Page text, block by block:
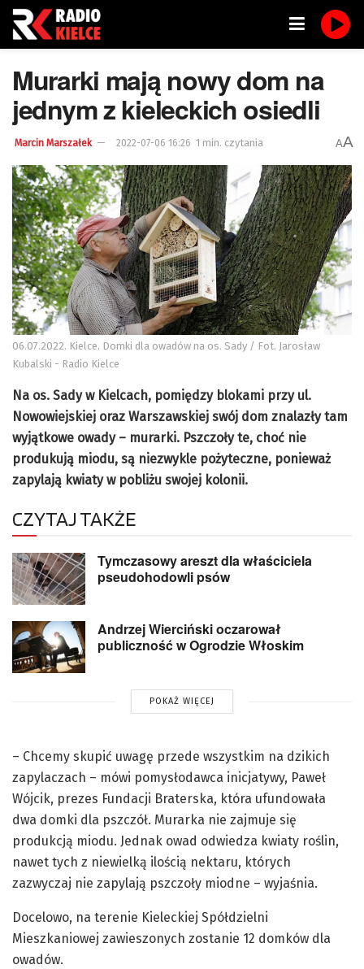
Murarki mają nowy dom na
jednym z kieleckich osiedli
Marcin Marszałek 2022-07-06 16:26 1 min. czytania AA
06.07.2022. Kielce. Domki dla owadów na os. Sady / Fot. Jarosław
Kubalski - Radio Kielce
Na os. Sady w Kielcach, pomiędzy blokami przy ul.
Nowowiejskiej oraz Warszawskiej swój dom znalazły tam
wyjątkowe owady – murarki. Pszczoły te, choć nie
produkują miodu, są niezwykle pożyteczne, ponieważ
zapylają kwiaty w pobliżu swojej kolonii.
CZYTAJ TAKŻE
Tymczasowy areszt dla właściciela
pseudohodowli psów
Andrzej Wierciński oczarował
publiczność w Ogrodzie Włoskim
POKAŻ WIĘCEJ
– Chcemy skupić uwagę przede wszystkim na dzikich
zapylaczach – mówi pomysłodawca inicjatywy, Paweł
Wójcik, prezes Fundacji Braterska, która ufundowała
dwa domki dla pszczół. Murarka nie zajmuje się
produkcją miodu. Jednak owad odwiedza kwiaty roślin,
nawet tych z niewielką ilością nektaru, których
zazwyczaj nie zapylają pszczoły miodne – wyjaśnia.
Docelowo, na terenie Kieleckiej Spółdzielni
Mieszkaniowej zawieszonych zostanie 12 domków dla
owadów.